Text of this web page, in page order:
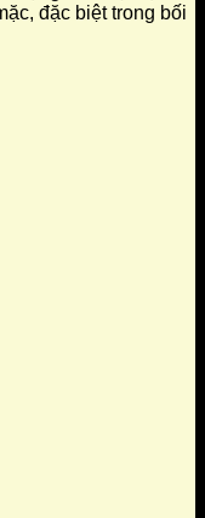
đặc biệt trong bối